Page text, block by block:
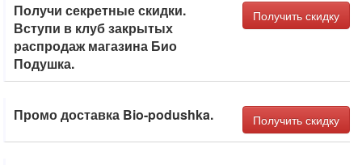
Получи секретные скидки.
Вступи в клуб закрытых
распродаж магазина Био
Подушка.
Получить скидку
Промо доставка Bio-podushka. Получить скидку